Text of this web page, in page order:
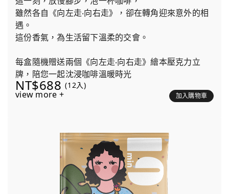
雖然各自《向左走‧向右走》，卻在轉角迎來意外的相
遇。
這份香氣，為生活留下溫柔的交會。
每盒隨機贈送兩個《向左走‧向右走》繪本壓克力立
牌，陪您一起沈浸咖啡溫暖時光
NT$688 (12入)
view more + 加入購物車